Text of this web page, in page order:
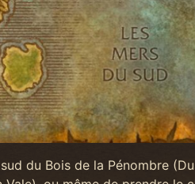
du Bois de la Pénombre